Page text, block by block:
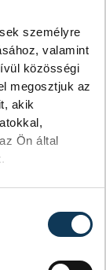
személyre
valamint
közösségi
megosztjuk az
akik
Ön által
blokk
Európa